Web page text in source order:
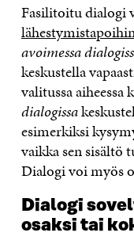
Fasilitoitu dialogi
avoimessa
keskustella
valitussa aiheessa
dialogissa
esimerkiksi
vaikka sen sisältö
Dialogi voi myös
Dialogi
osaksi tai